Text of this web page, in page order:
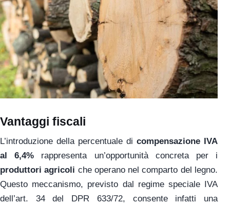
Vantaggi fiscali
L’introduzione della percentuale di compensazione IVA
al 6,4% rappresenta un’opportunità concreta per i
produttori agricoli che operano nel comparto del legno.
Questo meccanismo, previsto dal regime speciale IVA
dell’art. 34 del DPR 633/72, consente infatti una